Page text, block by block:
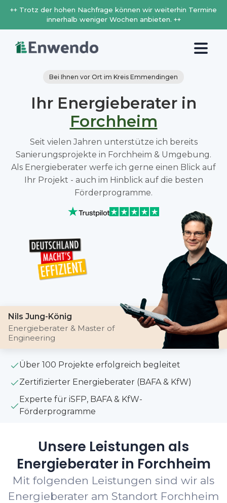
++ Trotz der hohen Nachfrage können wir weiterhin Termine
innerhalb weniger Wochen anbieten. ++
Bei Ihnen vor Ort im Kreis Emmendingen
Ihr Energieberater in
Forchheim
Seit vielen Jahren unterstütze ich bereits
Sanierungsprojekte in Forchheim & Umgebung.
Als Energieberater werfe ich gerne einen Blick auf
Ihr Projekt - auch im Hinblick auf die besten
Förderprogramme.
Nils Jung-König
Energieberater & Master of
Engineering
Über 100 Projekte erfolgreich begleitet
Zertifizierter Energieberater (BAFA & KfW)
Experte für iSFP, BAFA & KfW-
Förderprogramme
Unsere Leistungen als
Energieberater in Forchheim
Mit folgenden Leistungen sind wir als
Energieberater am Standort Forchheim